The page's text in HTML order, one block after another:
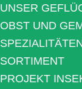
UNSER
OBST UND
SORTIMENT
PROJEKT